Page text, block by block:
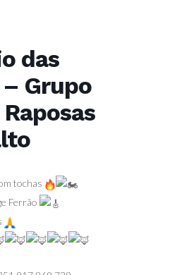
das
Grupo
tochas
Ferrão